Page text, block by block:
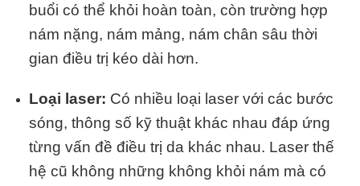
buổi có thể khỏi hoàn toàn, còn trường hợp
nám nặng, nám mảng, nám chân sâu thời
gian điều trị kéo dài hơn.
Loại laser: Có nhiều loại laser với các bước
sóng, thông số kỹ thuật khác nhau đáp ứng
từng vấn đề điều trị da khác nhau. Laser thế
hệ cũ không những không khỏi nám mà có